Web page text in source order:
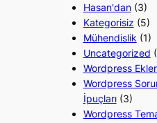
Hasan'dan(3)
Kategorisiz (5)
Mühendislik (1)
Uncategorized
Wordpress
Wordpress
İpuçları(3)
Wordpress